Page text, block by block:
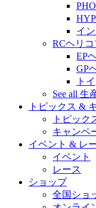
イ
RCヘリ
EP
GP
トイ
See all 生
トピックス &
トピック
キャンペ
イベント & レ
イベント
レース
ショップ
全国ショ